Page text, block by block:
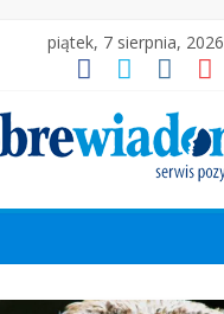
piątek, 7 sierpnia, 2026